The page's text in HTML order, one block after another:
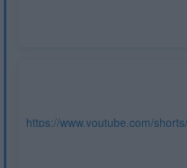
https://www.youtube.com/